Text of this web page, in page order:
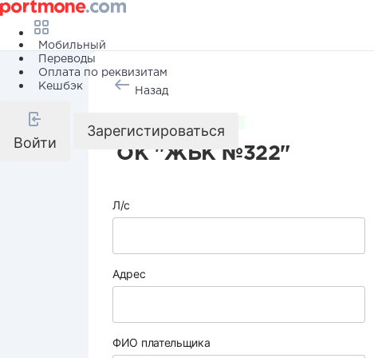
Мобильный
Переводы
Оплата по реквизитам
Кешбэк
Войти
Зарегистироваться
Назад
ОК "ЖБК №322"
Л/с
Адрес
ФИО плательщика